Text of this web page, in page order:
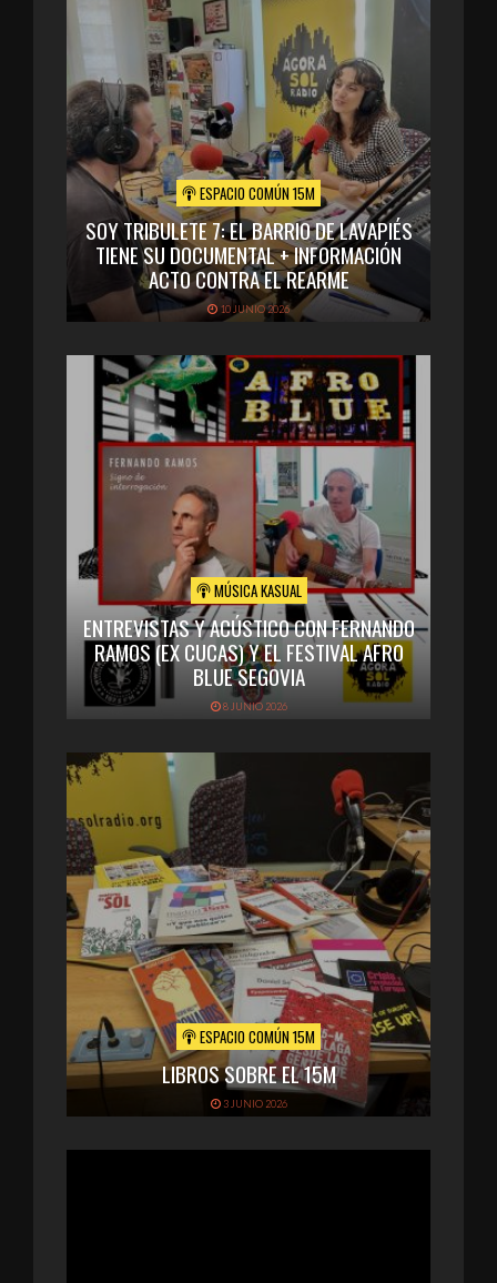
ESPACIO COMÚN 15M
SOY TRIBULETE 7: EL BARRIO DE LAVAPIÉS
TIENE SU DOCUMENTAL + INFORMACIÓN
ACTO CONTRA EL REARME
10 JUNIO 2026
MÚSICA KASUAL
ENTREVISTAS Y ACÚSTICO CON FERNANDO
RAMOS (EX CUCAS) Y EL FESTIVAL AFRO
BLUE SEGOVIA
8 JUNIO 2026
ESPACIO COMÚN 15M
LIBROS SOBRE EL 15M
3 JUNIO 2026